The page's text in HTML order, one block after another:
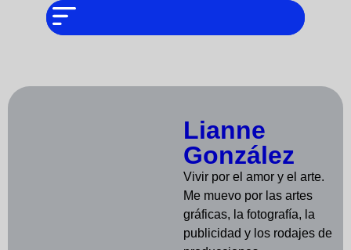
Entrevistas
Foodie
Cultura
Mix
series
PERO IGUAL
Lianne
González
Vivir por el amor y el arte.
Me muevo por las artes
gráficas, la fotografía, la
publicidad y los rodajes de